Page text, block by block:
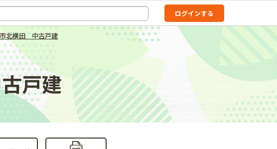
北横田 中古戸建
戸建